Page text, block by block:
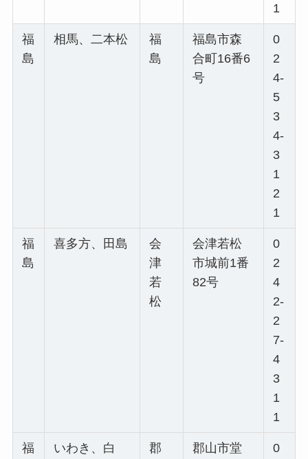
1
福
島
相馬、二本松
福
島
福島市森
合町16番6
号
0
2
4-
5
3
4-
3
1
2
1
福
島
喜多方、田島
会
津
若
松
会津若松
市城前1番
82号
0
2
4
2-
2
7-
4
3
1
1
福
いわき、白
郡
郡山市堂
0